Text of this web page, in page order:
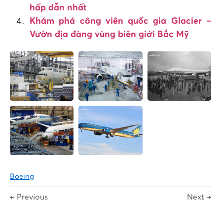
hấp dẫn nhất
Khám phá công viên quốc gia Glacier –
Vườn địa đàng vùng biên giới Bắc Mỹ
Boeing
← Previous Next →